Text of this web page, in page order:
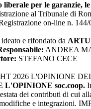
liberale per le garanzie,
al Tribunale di
on-line n.
e rifondato da
ANDREA
STEFANO CECE
2026 L'OPINIONE
L'OPINIONE soc.coop.
dei contributi di cui
e integrazioni.